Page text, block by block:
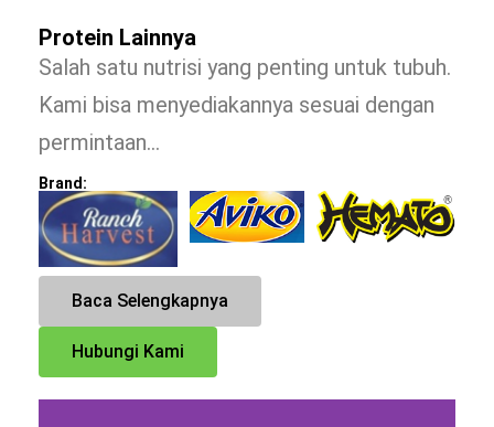
Protein Lainnya
Salah satu nutrisi yang penting untuk tubuh.
Kami bisa menyediakannya sesuai dengan
permintaan…
Brand:
Baca Selengkapnya
Hubungi Kami